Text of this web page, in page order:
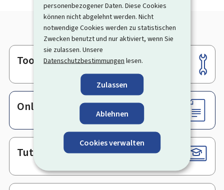
personenbezogener Daten. Diese Cookies
können nicht abgelehnt werden. Nicht
notwendige Cookies werden zu statistischen
Zwecken benutzt und nur aktiviert, wenn Sie
sie zulassen. Unsere
Datenschutzbestimmungen lesen.
Zulassen
Ablehnen
Cookies verwalten
Footer
Tools
Online-Dienste & Formulare
Tutorials